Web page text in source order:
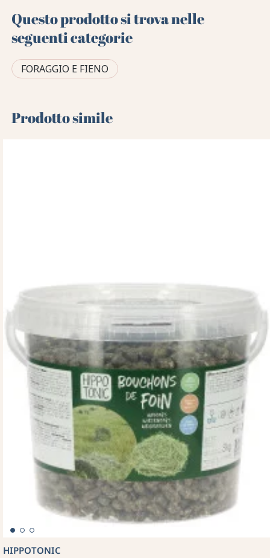
Questo prodotto si trova nelle
seguenti categorie
FORAGGIO E FIENO
Prodotto simile
HIPPOTONIC